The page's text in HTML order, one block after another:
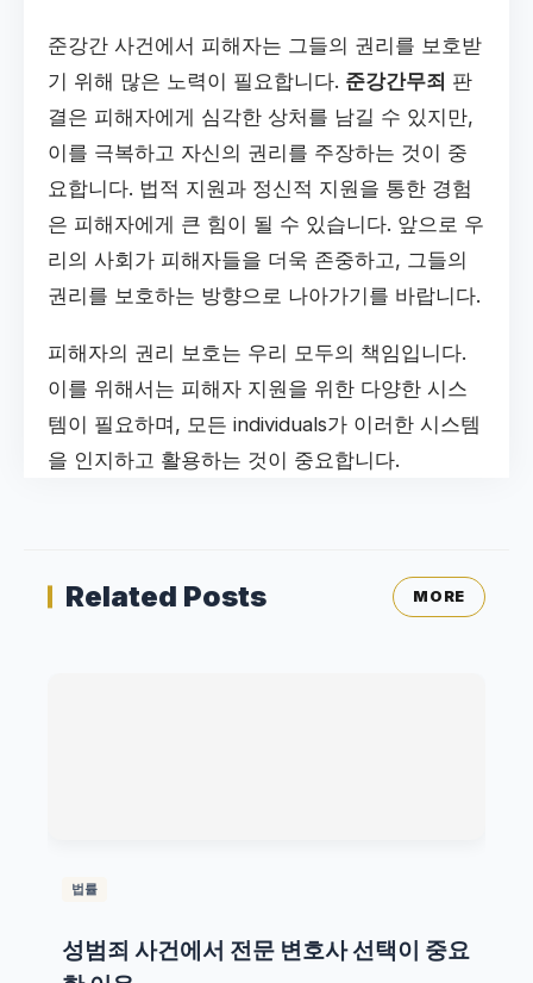
준강간 사건에서 피해자는 그들의 권리를 보호받
기 위해 많은 노력이 필요합니다. 준강간무죄 판
결은 피해자에게 심각한 상처를 남길 수 있지만,
이를 극복하고 자신의 권리를 주장하는 것이 중
요합니다. 법적 지원과 정신적 지원을 통한 경험
은 피해자에게 큰 힘이 될 수 있습니다. 앞으로 우
리의 사회가 피해자들을 더욱 존중하고, 그들의
권리를 보호하는 방향으로 나아가기를 바랍니다.
피해자의 권리 보호는 우리 모두의 책임입니다.
이를 위해서는 피해자 지원을 위한 다양한 시스
템이 필요하며, 모든 individuals가 이러한 시스템
을 인지하고 활용하는 것이 중요합니다.
Related Posts MORE
법률
성범죄 사건에서 전문 변호사 선택이 중요